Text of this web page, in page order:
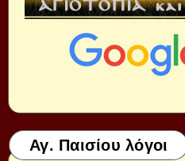
Αγ. Παισίου λόγοι